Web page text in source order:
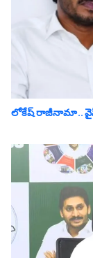
లోకేష్ రాజీనామా..